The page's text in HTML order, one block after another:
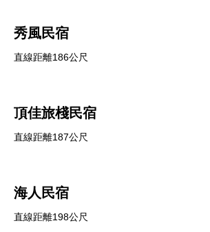
秀風民宿
直線距離186公尺
頂佳旅棧民宿
直線距離187公尺
海人民宿
直線距離198公尺